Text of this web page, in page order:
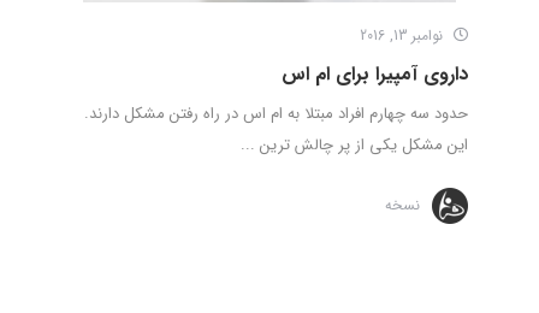
نوامبر 13, 2016
داروی آمپیرا برای ام اس
حدود سه چهارم افراد مبتلا به ام اس در راه رفتن مشکل دارند.
این مشکل یکی از پر چالش ترین ...
نسخه